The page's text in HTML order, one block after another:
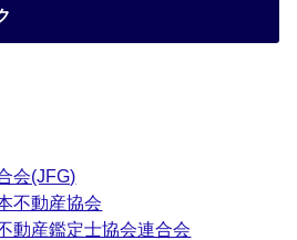
会(JFG)
不動産協会
動産鑑定士協会連合会